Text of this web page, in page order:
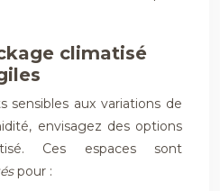
climatisé
sensibles aux variations de
envisagez des options
Ces espaces sont
pour :